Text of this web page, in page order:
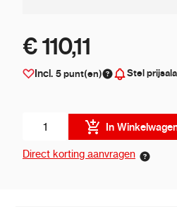
€ 110,11
Incl. 5punt(en) Stel
In
Direct korting aanvragen